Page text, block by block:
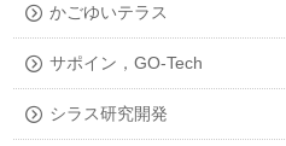
かごゆいテラス
サポイン，GO-Tech
シラス研究開発